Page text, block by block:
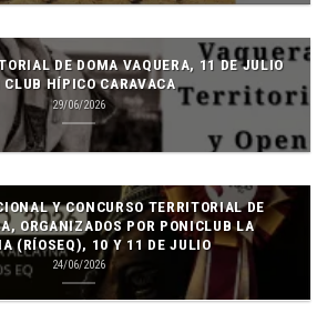
DE DOMA VAQUERA, 11 DE JULIO
CLUB HÍPICO CARAVACA
29/06/2026
Y CONCURSO TERRITORIAL DE
ORGANIZADOS POR PONICLUB LA
(RÍOSEQ), 10 Y 11 DE JULIO
24/06/2026